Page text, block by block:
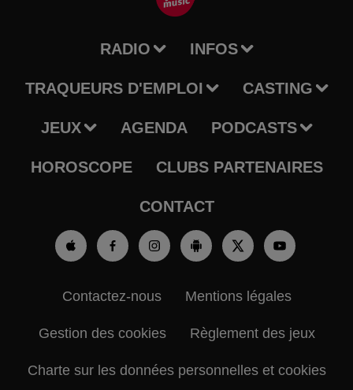
RADIO INFOS
TRAQUEURS D'EMPLOI CASTING
JEUX AGENDA PODCASTS
HOROSCOPE CLUBS PARTENAIRES
CONTACT
Contactez-nous Mentions légales
Gestion des cookies Règlement des jeux
Charte sur les données personnelles et cookies